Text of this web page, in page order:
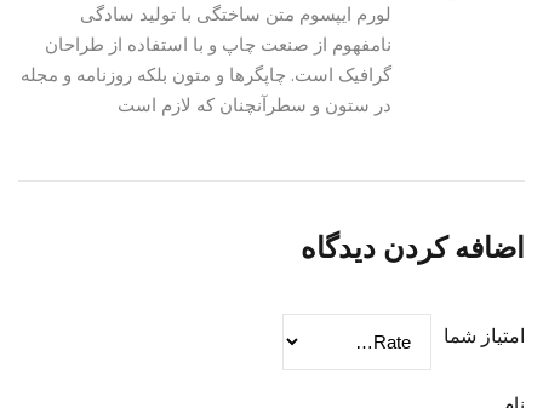
لورم ایپسوم متن ساختگی با تولید سادگی
نامفهوم از صنعت چاپ و با استفاده از طراحان
گرافیک است. چاپگرها و متون بلکه روزنامه و مجله
در ستون و سطرآنچنان که لازم است
اضافه کردن دیدگاه
امتیاز شما